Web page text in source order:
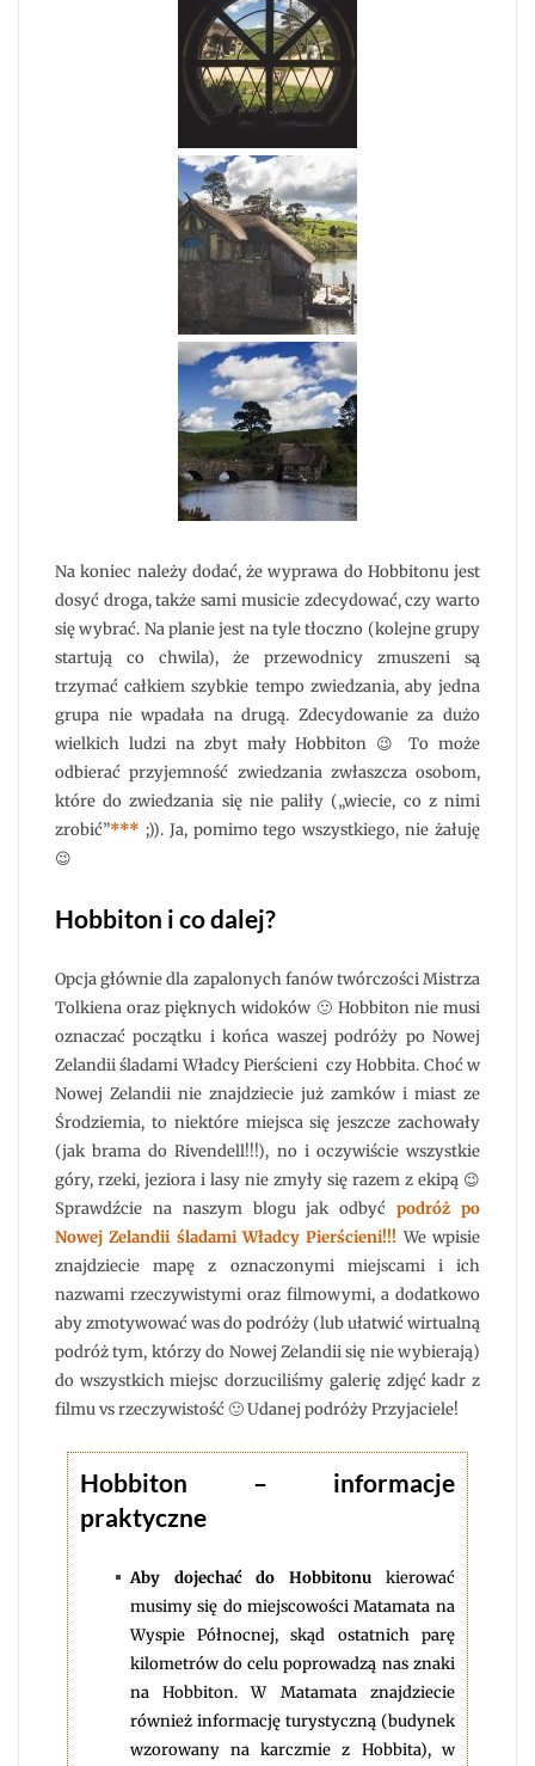
Na koniec należy dodać, że wyprawa do Hobbitonu jest
dosyć droga, także sami musicie zdecydować, czy warto
się wybrać. Na planie jest na tyle tłoczno (kolejne grupy
startują co chwila), że przewodnicy zmuszeni są
trzymać całkiem szybkie tempo zwiedzania, aby jedna
grupa nie wpadała na drugą. Zdecydowanie za dużo
wielkich ludzi na zbyt mały Hobbiton 😉 To może
odbierać przyjemność zwiedzania zwłaszcza osobom,
które do zwiedzania się nie paliły („wiecie, co z nimi
zrobić”*** ;)). Ja, pomimo tego wszystkiego, nie żałuję
😉
Hobbiton i co dalej?
Opcja głównie dla zapalonych fanów twórczości Mistrza
Tolkiena oraz pięknych widoków 🙂 Hobbiton nie musi
oznaczać początku i końca waszej podróży po Nowej
Zelandii śladami Władcy Pierścieni czy Hobbita. Choć w
Nowej Zelandii nie znajdziecie już zamków i miast ze
Środziemia, to niektóre miejsca się jeszcze zachowały
(jak brama do Rivendell!!!), no i oczywiście wszystkie
góry, rzeki, jeziora i lasy nie zmyły się razem z ekipą 😉
Sprawdźcie na naszym blogu jak odbyćpodróż po
Nowej Zelandii śladami Władcy Pierścieni!!! We wpisie
znajdziecie mapę z oznaczonymi miejscami i ich
nazwami rzeczywistymi oraz filmowymi, a dodatkowo
aby zmotywować was do podróży (lub ułatwić wirtualną
podróż tym, którzy do Nowej Zelandii się nie wybierają)
do wszystkich miejsc dorzuciliśmy galerię zdjęć kadr z
filmu vs rzeczywistość 🙂 Udanej podróży Przyjaciele!
Hobbiton – informacje
praktyczne
Aby dojechać do Hobbitonukierować
musimy się do miejscowości Matamata na
Wyspie Północnej, skąd ostatnich parę
kilometrów do celu poprowadzą nas znaki
na Hobbiton. W Matamata znajdziecie
również informację turystyczną (budynek
wzorowany na karczmie z Hobbita), w